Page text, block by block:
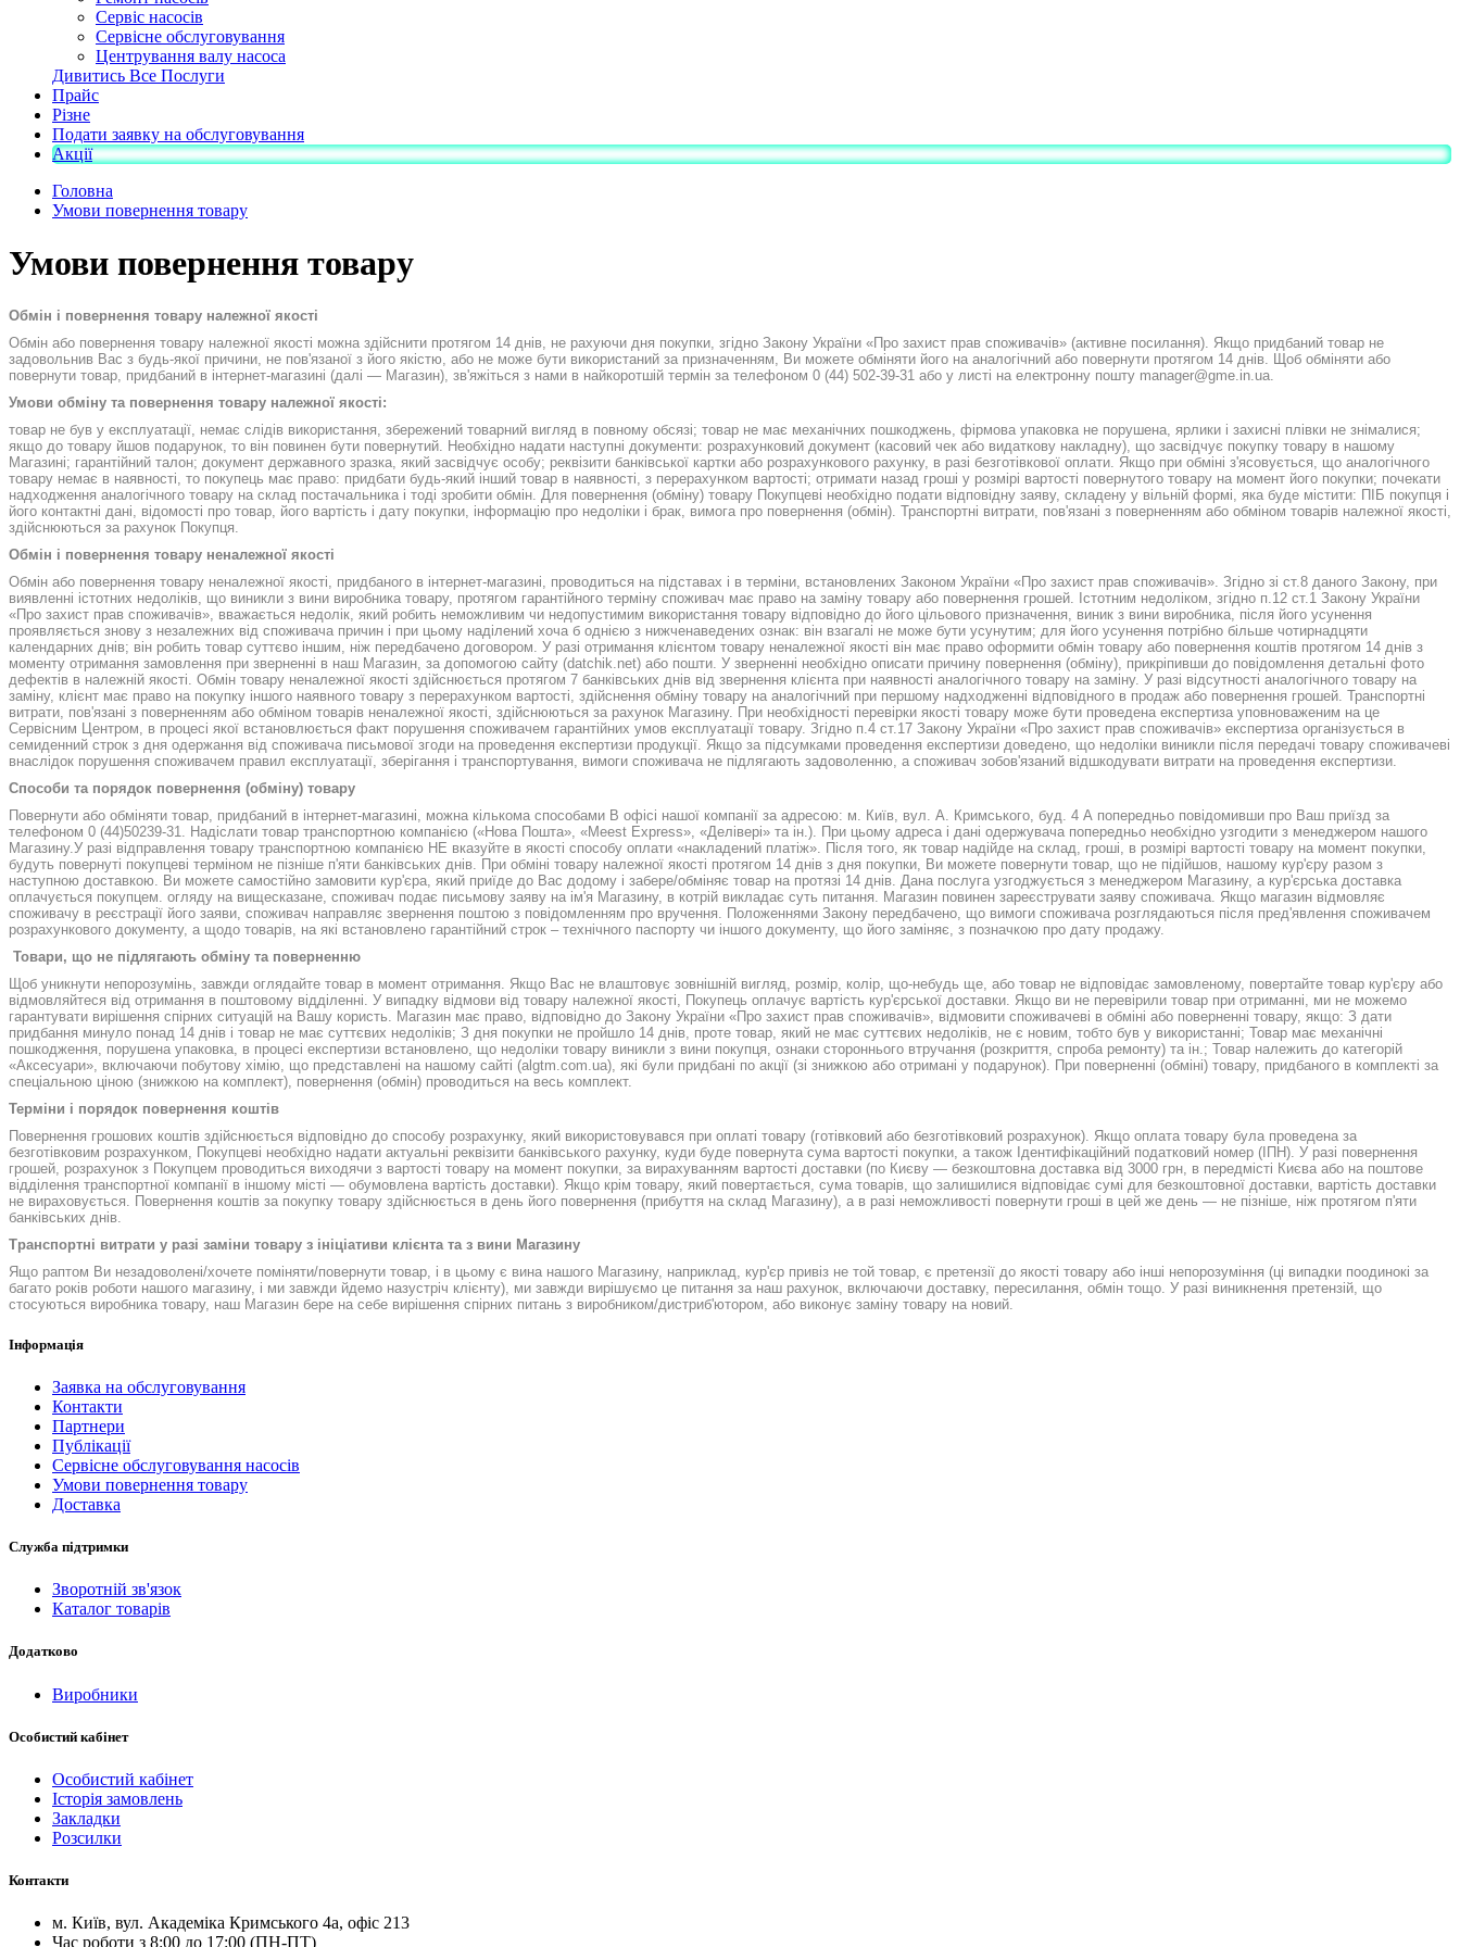
Сервіс насосів
Сервісне обслуговування
Центрування валу насоса
Дивитись Все Послуги
Прайс
Різне
Подати заявку на обслуговування
Акції
Головна
Умови повернення товару
Умови повернення товару
Обмін і повернення товару належної якості
Обмін або повернення товару належної якості можна здійснити протягом 14 днів, не рахуючи дня покупки, згідно Закону України «Про захист прав споживачів» (активне посилання). Якщо придбаний товар не
задовольнив Вас з будь-якої причини, не пов'язаної з його якістю, або не може бути використаний за призначенням, Ви можете обміняти його на аналогічний або повернути протягом 14 днів. Щоб обміняти або
повернути товар, придбаний в інтернет-магазині (далі — Магазин), зв'яжіться з нами в найкоротшій термін за телефоном 0 (44) 502-39-31 або у листі на електронну пошту manager@gme.in.ua.
Умови обміну та повернення товару належної якості:
товар не був у експлуатації, немає слідів використання, збережений товарний вигляд в повному обсязі; товар не має механічних пошкоджень, фірмова упаковка не порушена, ярлики і захисні плівки не знімалися;
якщо до товару йшов подарунок, то він повинен бути повернутий. Необхідно надати наступні документи: розрахунковий документ (касовий чек або видаткову накладну), що засвідчує покупку товару в нашому
Магазині; гарантійний талон; документ державного зразка, який засвідчує особу; реквізити банківської картки або розрахункового рахунку, в разі безготівкової оплати. Якщо при обміні з'ясовується, що аналогічного
товару немає в наявності, то покупець має право: придбати будь-який інший товар в наявності, з перерахунком вартості; отримати назад гроші у розмірі вартості повернутого товару на момент його покупки; почекати
надходження аналогічного товару на склад постачальника і тоді зробити обмін. Для повернення (обміну) товару Покупцеві необхідно подати відповідну заяву, складену у вільній формі, яка буде містити: ПІБ покупця і
його контактні дані, відомості про товар, його вартість і дату покупки, інформацію про недоліки і брак, вимога про повернення (обмін). Транспортні витрати, пов'язані з поверненням або обміном товарів належної якості,
здійснюються за рахунок Покупця.
Обмін і повернення товару неналежної якості
Обмін або повернення товару неналежної якості, придбаного в інтернет-магазині, проводиться на підставах і в терміни, встановлених Законом України «Про захист прав споживачів». Згідно зі ст.8 даного Закону, при
виявленні істотних недоліків, що виникли з вини виробника товару, протягом гарантійного терміну споживач має право на заміну товару або повернення грошей. Істотним недоліком, згідно п.12 ст.1 Закону України
«Про захист прав споживачів», вважається недолік, який робить неможливим чи недопустимим використання товару відповідно до його цільового призначення, виник з вини виробника, після його усунення
проявляється знову з незалежних від споживача причин і при цьому наділений хоча б однією з нижченаведених ознак: він взагалі не може бути усунутим; для його усунення потрібно більше чотирнадцяти
календарних днів; він робить товар суттєво іншим, ніж передбачено договором. У разі отримання клієнтом товару неналежної якості він має право оформити обмін товару або повернення коштів протягом 14 днів з
моменту отримання замовлення при зверненні в наш Магазин, за допомогою сайту (datchik.net) або пошти. У зверненні необхідно описати причину повернення (обміну), прикріпивши до повідомлення детальні фото
дефектів в належній якості. Обмін товару неналежної якості здійснюється протягом 7 банківських днів від звернення клієнта при наявності аналогічного товару на заміну. У разі відсутності аналогічного товару на
заміну, клієнт має право на покупку іншого наявного товару з перерахунком вартості, здійснення обміну товару на аналогічний при першому надходженні відповідного в продаж або повернення грошей. Транспортні
витрати, пов'язані з поверненням або обміном товарів неналежної якості, здійснюються за рахунок Магазину. При необхідності перевірки якості товару може бути проведена експертиза уповноваженим на це
Сервісним Центром, в процесі якої встановлюється факт порушення споживачем гарантійних умов експлуатації товару. Згідно п.4 ст.17 Закону України «Про захист прав споживачів» експертиза організується в
семиденний строк з дня одержання від споживача письмової згоди на проведення експертизи продукції. Якщо за підсумками проведення експертизи доведено, що недоліки виникли після передачі товару споживачеві
внаслідок порушення споживачем правил експлуатації, зберігання і транспортування, вимоги споживача не підлягають задоволенню, а споживач зобов'язаний відшкодувати витрати на проведення експертизи.
Способи та порядок повернення (обміну) товару
Повернути або обміняти товар, придбаний в інтернет-магазині, можна кількома способами В офісі нашої компанії за адресою: м. Київ, вул. А. Кримського, буд. 4 А попередньо повідомивши про Ваш приїзд за
телефоном 0 (44)50239-31. Надіслати товар транспортною компанією («Нова Пошта», «Meest Express», «Делівері» та ін.). При цьому адреса і дані одержувача попередньо необхідно узгодити з менеджером нашого
Магазину.У разі відправлення товару транспортною компанією НЕ вказуйте в якості способу оплати «накладений платіж». Після того, як товар надійде на склад, гроші, в розмірі вартості товару на момент покупки,
будуть повернуті покупцеві терміном не пізніше п'яти банківських днів. При обміні товару належної якості протягом 14 днів з дня покупки, Ви можете повернути товар, що не підійшов, нашому кур'єру разом з
наступною доставкою. Ви можете самостійно замовити кур'єра, який приїде до Вас додому і забере/обміняє товар на протязі 14 днів. Дана послуга узгоджується з менеджером Магазину, а кур'єрська доставка
оплачується покупцем. огляду на вищесказане, споживач подає письмову заяву на ім'я Магазину, в котрій викладає суть питання. Магазин повинен зареєструвати заяву споживача. Якщо магазин відмовляє
споживачу в реєстрації його заяви, споживач направляє звернення поштою з повідомленням про вручення. Положеннями Закону передбачено, що вимоги споживача розглядаються після пред'явлення споживачем
розрахункового документу, а щодо товарів, на які встановлено гарантійний строк – технічного паспорту чи іншого документу, що його заміняє, з позначкою про дату продажу.
Товари, що не підлягають обміну та поверненню
Щоб уникнути непорозумінь, завжди оглядайте товар в момент отримання. Якщо Вас не влаштовує зовнішній вигляд, розмір, колір, що-небудь ще, або товар не відповідає замовленому, повертайте товар кур'єру або
відмовляйтеся від отримання в поштовому відділенні. У випадку відмови від товару належної якості, Покупець оплачує вартість кур'єрської доставки. Якщо ви не перевірили товар при отриманні, ми не можемо
гарантувати вирішення спірних ситуацій на Вашу користь. Магазин має право, відповідно до Закону України «Про захист прав споживачів», відмовити споживачеві в обміні або поверненні товару, якщо: З дати
придбання минуло понад 14 днів і товар не має суттєвих недоліків; З дня покупки не пройшло 14 днів, проте товар, який не має суттєвих недоліків, не є новим, тобто був у використанні; Товар має механічні
пошкодження, порушена упаковка, в процесі експертизи встановлено, що недоліки товару виникли з вини покупця, ознаки стороннього втручання (розкриття, спроба ремонту) та ін.; Товар належить до категорій
«Аксесуари», включаючи побутову хімію, що представлені на нашому сайті (algtm.com.ua), які були придбані по акції (зі знижкою або отримані у подарунок). При поверненні (обміні) товару, придбаного в комплекті за
спеціальною ціною (знижкою на комплект), повернення (обмін) проводиться на весь комплект.
Терміни і порядок повернення коштів
Повернення грошових коштів здійснюється відповідно до способу розрахунку, який використовувався при оплаті товару (готівковий або безготівковий розрахунок). Якщо оплата товару була проведена за
безготівковим розрахунком, Покупцеві необхідно надати актуальні реквізити банківського рахунку, куди буде повернута сума вартості покупки, а також Ідентифікаційний податковий номер (ІПН). У разі повернення
грошей, розрахунок з Покупцем проводиться виходячи з вартості товару на момент покупки, за вирахуванням вартості доставки (по Києву — безкоштовна доставка від 3000 грн, в передмісті Києва або на поштове
відділення транспортної компанії в іншому місті — обумовлена вартість доставки). Якщо крім товару, який повертається, сума товарів, що залишилися відповідає сумі для безкоштовної доставки, вартість доставки
не вираховується. Повернення коштів за покупку товару здійснюється в день його повернення (прибуття на склад Магазину), а в разі неможливості повернути гроші в цей же день — не пізніше, ніж протягом п'яти
банківських днів.
Транспортні витрати у разі заміни товару з ініціативи клієнта та з вини Магазину
Ящо раптом Ви незадоволені/хочете поміняти/повернути товар, і в цьому є вина нашого Магазину, наприклад, кур'єр привіз не той товар, є претензії до якості товару або інші непорозуміння (ці випадки поодинокі за
багато років роботи нашого магазину, і ми завжди йдемо назустріч клієнту), ми завжди вирішуємо це питання за наш рахунок, включаючи доставку, пересилання, обмін тощо. У разі виникнення претензій, що
стосуються виробника товару, наш Магазин бере на себе вирішення спірних питань з виробником/дистриб'ютором, або виконує заміну товару на новий.
Інформація
Заявка на обслуговування
Контакти
Партнери
Публікації
Сервісне обслуговування насосів
Умови повернення товару
Доставка
Служба підтримки
Зворотній зв'язок
Каталог товарів
Додатково
Виробники
Особистий кабінет
Особистий кабінет
Історія замовлень
Закладки
Розсилки
Контакти
м. Київ, вул. Академіка Кримського 4а, офіс 213
Час роботи з 8:00 до 17:00 (ПН-ПТ)